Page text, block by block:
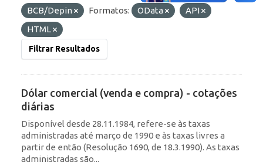
BCB/Depin
Formatos: OData
API
HTML
Filtrar Resultados
Dólar comercial (venda e compra) - cotações
diárias
Disponível desde 28.11.1984, refere-se às taxas
administradas até março de 1990 e às taxas livres a
partir de então (Resolução 1690, de 18.3.1990). As taxas
administradas são...